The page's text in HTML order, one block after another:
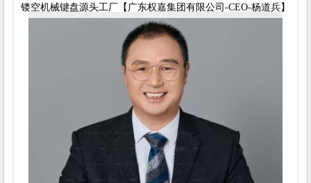
镂空机械键盘源头工厂【广东权嘉集团有限公司-CEO-杨道兵】